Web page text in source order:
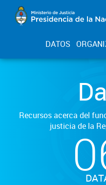
DATOS
Recursos acerca del
justicia de la